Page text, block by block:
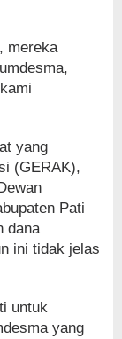
mereka
yang
(GERAK),
Pati
dana
ini tidak jelas
untuk
yang